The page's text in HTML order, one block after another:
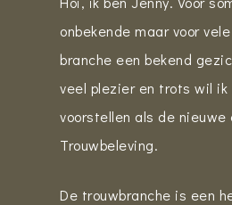
onbekende maar voor
branche een bekend
veel plezier en trots wil
voorstellen als de nieuwe
Trouwbeleving.
De trouwbranche is een